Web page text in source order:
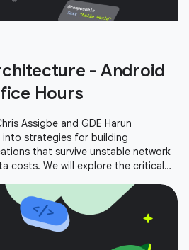
- Android
Hours
Assigbe and GDE Harun
into strategies for building
that survive unstable network
costs. We will explore the critical